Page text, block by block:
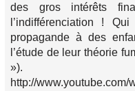
des gros intérêts
l’indifférenciation !
propagande à des
l’étude de leur théorie
»).
http://www.youtube.com/